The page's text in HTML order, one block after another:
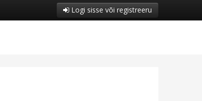
Logi sisse või registreeru